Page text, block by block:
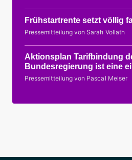
Frühstartrente setzt völlig
Pressemitteilung von Sarah Vollath
Aktionsplan Tarifbindung
Bundesregierung ist eine
Pressemitteilung von Pascal Meiser